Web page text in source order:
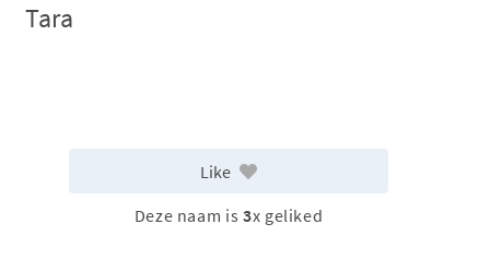
Tara
Like
Deze naam is 3x geliked